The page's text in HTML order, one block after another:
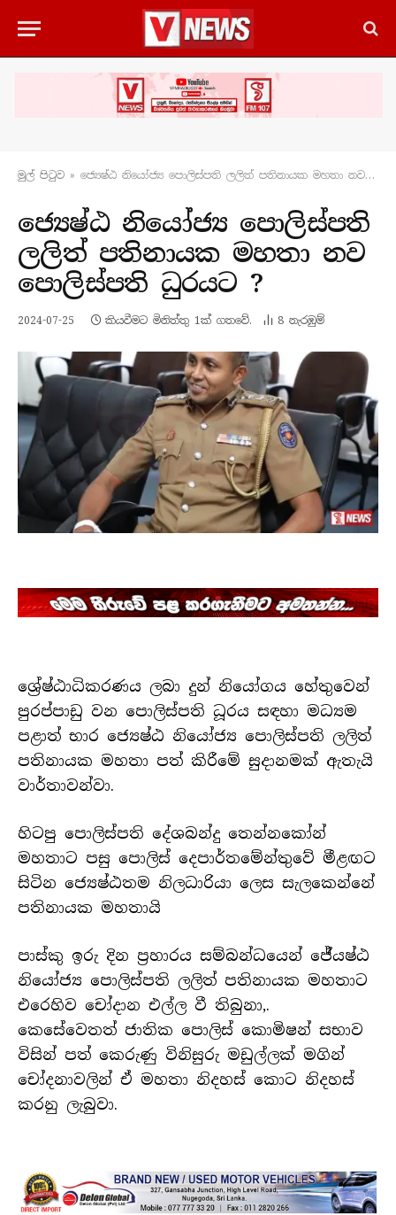
මුල් පිටු​ව » ජ්‍යෙෂ්ඨ නියෝජ්‍ය පොලිස්පති ලලිත් පතිනායක මහතා නව පොලිස්පති ධුරයට ?
ජ්‍යෙෂ්ඨ නියෝජ්‍ය පොලිස්පති
ලලිත් පතිනායක මහතා නව
පොලිස්පති ධුරයට ?
2024-07-25 කියවීමට මිනිත්තු 1ක් ගතවේ. 8 නැරඹු​ම්
ශ්‍රේෂ්ඨාධිකරණය ලබා දුන් නියෝගය හේතුවෙන්
පුරප්පාඩු වන පොලිස්පති ධූරය සඳහා මධ්‍යම
පළාත් භාර ජ්‍යෙෂ්ඨ නියෝජ්‍ය පොලිස්පති ලලිත්
පතිනායක මහතා පත් කිරීමේ සුදානමක් ඇතැයි
වාර්තාවන්වා.
හිටපු පොලිස්පති දේශබන්දු තෙන්නකෝන්
මහතාට පසු පොලිස් දෙපාර්තමේන්තුවේ මීළඟට
සිටින ජ්‍යෙෂ්ඨතම නිලධාරියා ලෙස සැලකෙන්නේ
පතිනායක මහතායි
පාස්කු ඉරු දින ප්‍රහාරය සම්බන්ධයෙන් ජේ්‍යෂ්ඨ
නියෝජ්‍ය පොලිස්පති ලලිත් පතිනායක මහතාට
එරෙහිව චෝදාන එල්ල වී තිබුනා,.
කෙසේවෙතත් ජාතික පොලිස් කොමිෂන් සභාව
විසින් පත් කෙරුණු විනිසුරු මඩුල්ලක් මගින්
චෝදනාවලින් ඒ මහතා නිදහස් කොට නිදහස්
කරනු ලැබුවා.